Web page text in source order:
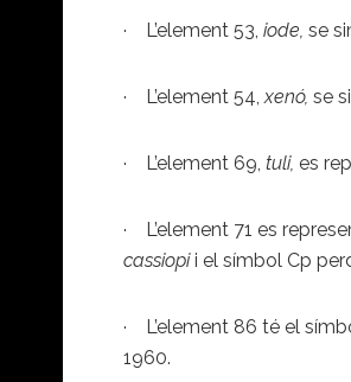
· L’element 53,iode,se
· L’element 54,xenó,se
· L’element 69,tuli,es
· L’element 71 es
cassiopii el símbol Cp
· L’element 86 té el
1960.